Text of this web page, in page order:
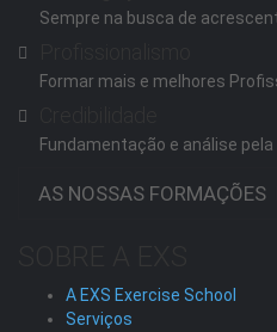
Sempre na busca de
Formar mais e melhores
Fundamentação e análise
AS NOSSAS FORMAÇÕES
A EXS Exercise School
Serviços